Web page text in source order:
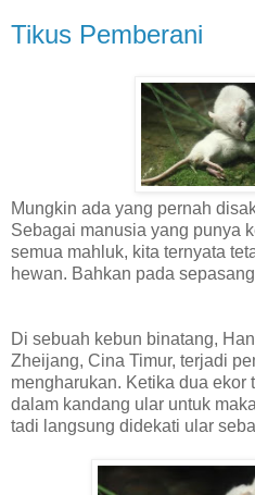
Tikus Pemberani
Mungkin ada yang pernah
Sebagai manusia yang punya
semua mahluk, kita ternyata
hewan. Bahkan pada
Di sebuah kebun binatang,
Zheijang, Cina Timur, terjadi
mengharukan. Ketika dua ekor
dalam kandang ular untuk
tadi langsung didekati ular